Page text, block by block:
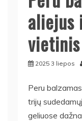
2025 3 liepos
Peru
trijų
geliuose